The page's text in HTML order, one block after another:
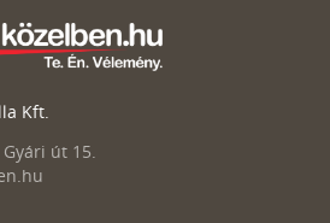
Kft.
út 15.